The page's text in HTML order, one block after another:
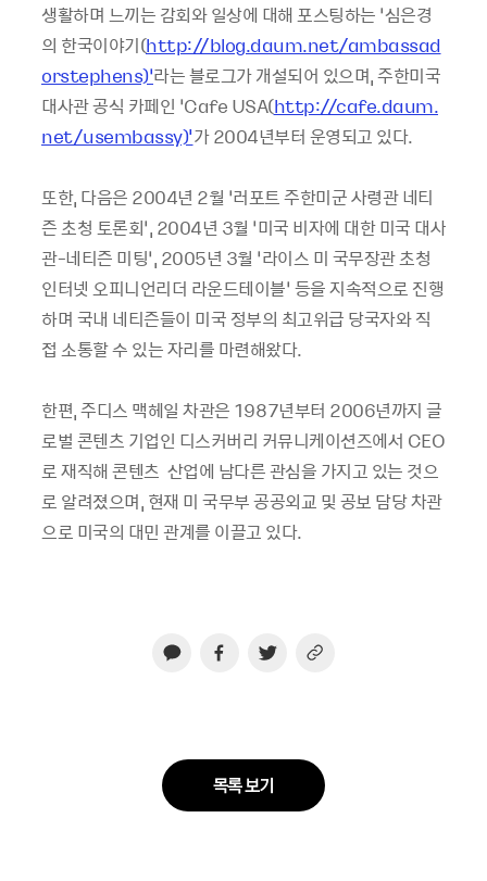
생활하며 느끼는 감회와 일상에 대해 포스팅하는 ‘심은경
의 한국이야기(http://blog.daum.net/ambassad
orstephens)’라는 블로그가 개설되어 있으며, 주한미국
대사관 공식 카페인 ‘Cafe USA(http://cafe.daum.
net/usembassy)'가 2004년부터 운영되고 있다.
또한, 다음은 2004년 2월 ‘러포트 주한미군 사령관 네티
즌 초청 토론회’, 2004년 3월 ‘미국 비자에 대한 미국 대사
관-네티즌 미팅’, 2005년 3월 ‘라이스 미 국무장관 초청
인터넷 오피니언리더 라운드테이블’ 등을 지속적으로 진행
하며 국내 네티즌들이 미국 정부의 최고위급 당국자와 직
접 소통할 수 있는 자리를 마련해왔다.
한편, 주디스 맥헤일 차관은 1987년부터 2006년까지 글
로벌 콘텐츠 기업인 디스커버리 커뮤니케이션즈에서 CEO
로 재직해 콘텐츠 산업에 남다른 관심을 가지고 있는 것으
로 알려졌으며, 현재 미 국무부 공공외교 및 공보 담당 차관
으로 미국의 대민 관계를 이끌고 있다.
목록 보기